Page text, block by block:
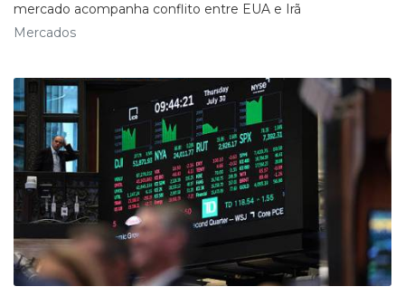
mercado acompanha conflito entre EUA e Irã
Mercados